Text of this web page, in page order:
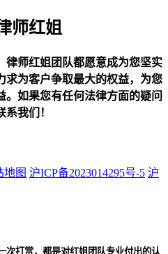
师红姐
律师红姐团队都愿意成为您坚实
求为客户争取最大的权益，为您
如果您有任何法律方面的疑问
我们！
地图 沪ICP备2023014295号-5 沪
次打赏，都是对红姐团队专业付出的认